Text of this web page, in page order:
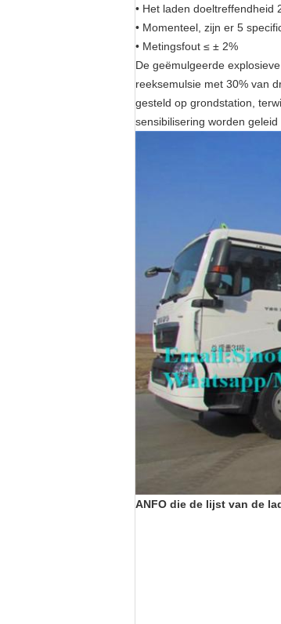
• Het laden doeltreffendheid
• Momenteel, zijn er 5
• Metingsfout ≤ ± 2%
De geëmulgeerde
reeksemulsie met 30% van
gesteld op grondstation,
sensibilisering worden geleid
ANFO die de lijst van de